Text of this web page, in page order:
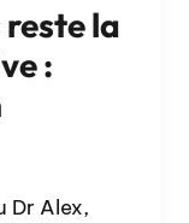
la
:
Dr Alex,